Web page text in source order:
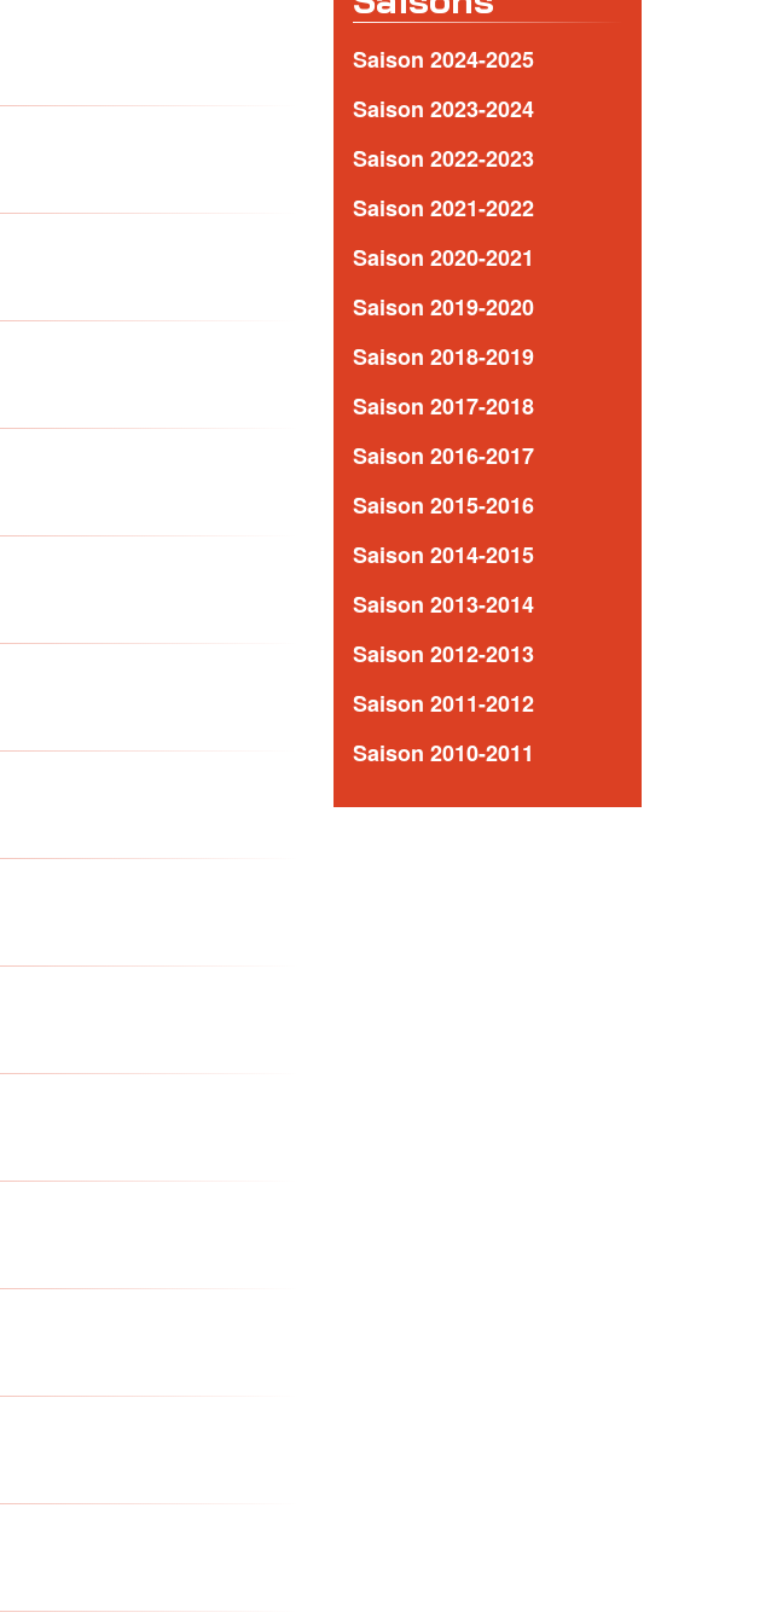
Saison 2024-2025
Saison 2023-2024
Saison 2022-2023
Saison 2021-2022
Saison 2020-2021
Saison 2019-2020
Saison 2018-2019
Saison 2017-2018
Saison 2016-2017
Saison 2015-2016
Saison 2014-2015
Saison 2013-2014
Saison 2012-2013
Saison 2011-2012
Saison 2010-2011